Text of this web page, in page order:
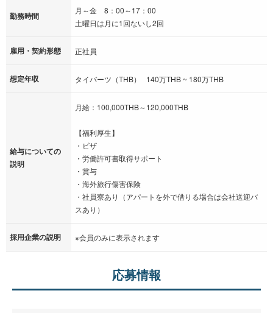
勤務時間
月～金 8：00～17：00
土曜日は月に1回ないし2回
雇用・契約形態 正社員
想定年収 タイバーツ（THB） 140万THB ~ 180万THB
給与についての
説明
月給：100,000THB～120,000THB
【福利厚生】
・ビザ
・労働許可書取得サポート
・賞与
・海外旅行傷害保険
・社員寮あり（アパートを外で借りる場合は会社送迎バ
スあり）
採用企業の説明 ※会員のみに表示されます
応募情報